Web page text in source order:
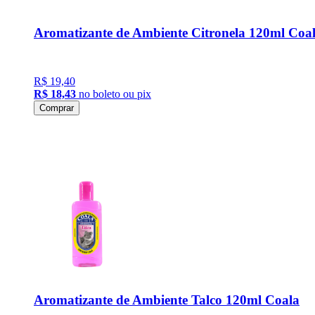
Aromatizante de Ambiente Citronela 120ml
R$ 19,40
R$ 18,43 no boleto ou pix
Comprar
Aromatizante de Ambiente Talco 120ml Coala